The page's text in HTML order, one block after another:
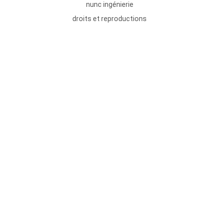
nunc ingénierie
droits et reproductions